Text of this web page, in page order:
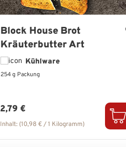
Block House Brot
Kräuterbutter Art
Kühlware
254 g Packung
Regulärer Preis:
2,79 €
Inhalt: (10,98 € / 1 Kilogramm)